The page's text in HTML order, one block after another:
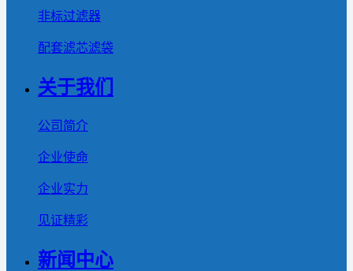
非标过滤器
配套滤芯滤袋
关于我们
公司简介
企业使命
企业实力
见证精彩
新闻中心